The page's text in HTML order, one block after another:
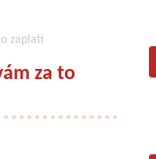
zaplatí
za to